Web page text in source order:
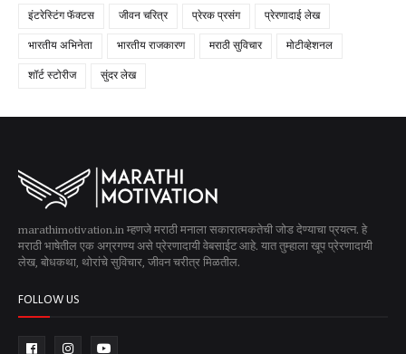
इंटरेस्टिंग फॅक्टस जीवन चरित्र प्रेरक प्रसंग प्रेरणादाई लेख
भारतीय अभिनेता भारतीय राजकारण मराठी सुविचार मोटीव्हेशनल
शॉर्ट स्टोरीज सुंदर लेख
marathimotivation.in म्हणजे मराठी मनाला सकारात्मकतेची जोड देण्याचा प्रयत्न. हे
मराठी भाषेतील एक अग्रगण्य असे प्रेरणादायी वेबसाईट आहे. यात तुम्हाला खूप प्रेरणादायी
लेख, बोधकथा, थोरांचे सुविचार, जीवन चरीत्र मिळतील.
FOLLOW US